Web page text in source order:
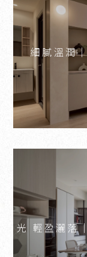
細膩溫潤
光 輕盈灑落